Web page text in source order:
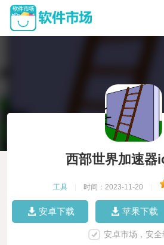
西部世界加速器
工具 时间：2023-11-20
安卓下载 苹果下载
安卓市场，安全